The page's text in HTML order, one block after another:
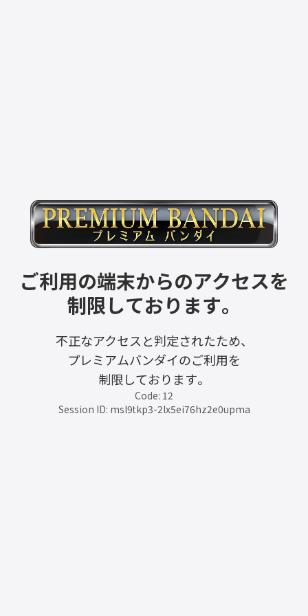
ご利用の端末からのアクセスを
制限しております。
不正なアクセスと判定されたため、
プレミアムバンダイのご利用を
制限しております。
Code: 12
Session ID: msl9tkp3-2lx5ei76hz2e0upma